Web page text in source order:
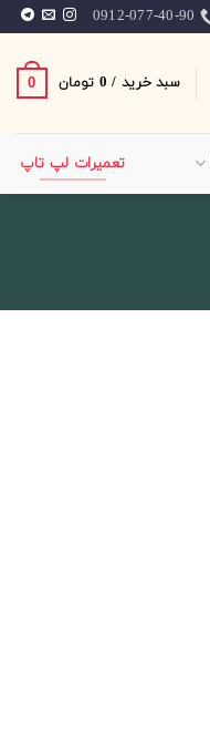
0912-077-40-90
سبد خرید / 0 تومان 0
تعمیرات لپ تاپ